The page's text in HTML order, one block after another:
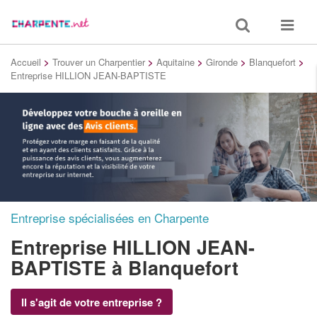
Toggle
search
Toggle
Accueil > Trouver un Charpentier > Aquitaine > Gironde > Blanquefort >
Entreprise HILLION JEAN-BAPTISTE
Entreprise spécialisées en Charpente
Entreprise HILLION JEAN-
BAPTISTE à Blanquefort
Il s'agit de votre entreprise ?